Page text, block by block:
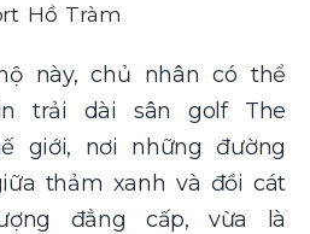
Hồ Tràm
này, chủ nhân có thể
trải dài sân golf The
giới, nơi những đường
thảm xanh và đồi cát
đẳng cấp, vừa là